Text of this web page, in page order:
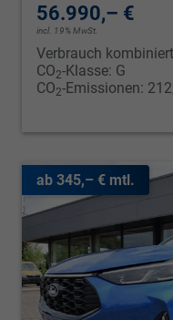
56.990,– €
incl. 19% MwSt.
Verbrauch
CO2-Klasse: G
CO2-Emissionen:
ab 345,– € mtl.